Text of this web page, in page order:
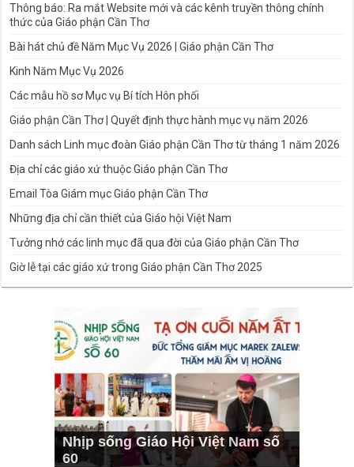
Thông báo: Ra mắt Website mới và các kênh truyền thông chính
thức của Giáo phận Cần Thơ
Bài hát chủ đề Năm Mục Vụ 2026 | Giáo phận Cần Thơ
Kinh Năm Mục Vụ 2026
Các mẫu hồ sơ Mục vụ Bí tích Hôn phối
Giáo phận Cần Thơ | Quyết định thực hành mục vụ năm 2026
Danh sách Linh mục đoàn Giáo phận Cần Thơ từ tháng 1 năm 2026
Địa chỉ các giáo xứ thuộc Giáo phận Cần Thơ
Email Tòa Giám mục Giáo phận Cần Thơ
Những địa chỉ cần thiết của Giáo hội Việt Nam
Tưởng nhớ các linh mục đã qua đời của Giáo phận Cần Thơ
Giờ lễ tại các giáo xứ trong Giáo phận Cần Thơ 2025
Nhịp sống Giáo Hội Việt Nam số
60